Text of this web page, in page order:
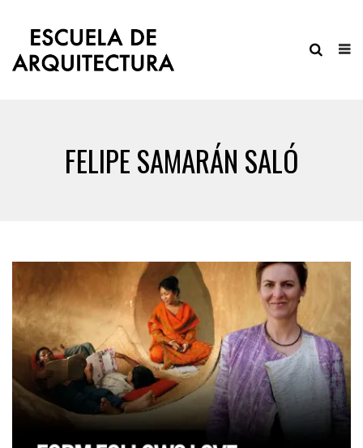
FELIPE SAMARÁN SALÓ